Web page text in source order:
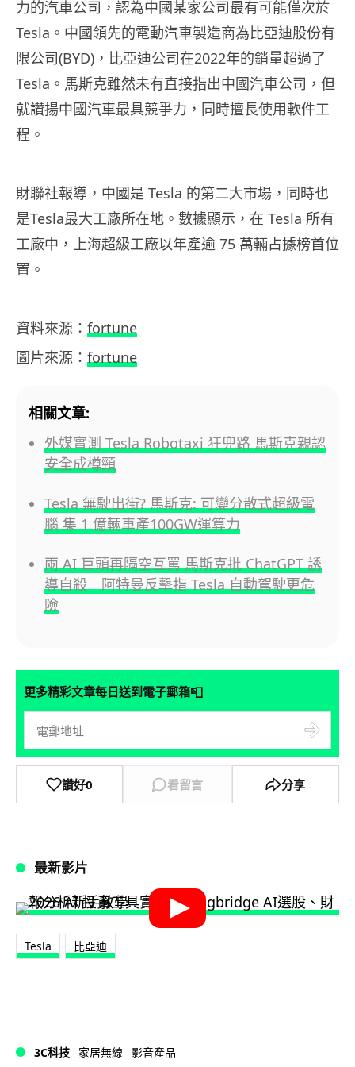
力的汽車公司，認為中國某家公司最有可能僅次於
Tesla。中國領先的電動汽車製造商為比亞迪股份有
限公司(BYD)，比亞迪公司在2022年的銷量超過了
Tesla。馬斯克雖然未有直接指出中國汽車公司，但
就讚揚中國汽車最具競爭力，同時擅長使用軟件工
程。
財聯社報導，中國是 Tesla 的第二大市場，同時也
是Tesla最大工廠所在地。數據顯示，在 Tesla 所有
工廠中，上海超級工廠以年產逾 75 萬輛占據榜首位
置。
資料來源： fortune
圖片來源： fortune
相關文章:
外媒實測 Tesla Robotaxi 狂兜路 馬斯克親認
安全成樽頸
Tesla 無駛出街? 馬斯克: 可變分散式超級電
腦 集 1 億輛車產100GW運算力
兩 AI 巨頭再隔空互罵 馬斯克批 ChatGPT 誘
導自殺 阿特曼反擊指 Tesla 自動駕駛更危
險
更多精彩文章每日送到電子郵箱📮
讚好0 看留言 分享
最新影片
Tesla 比亞迪
3C科技 家居無線 影音產品